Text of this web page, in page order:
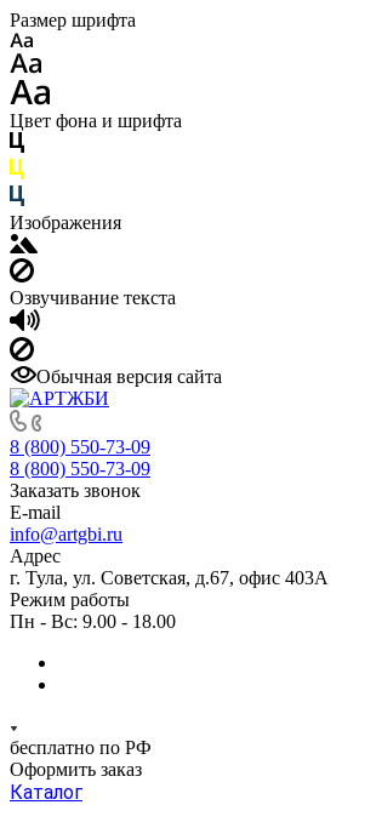
Размер шрифта
Цвет фона и шрифта
Изображения
Озвучивание текста
Обычная версия сайта
8 (800) 550-73-09
8 (800) 550-73-09
Заказать звонок
E-mail
info@artgbi.ru
Адрес
г. Тула, ул. Советская, д.67, офис 403А
Режим работы
Пн - Вс: 9.00 - 18.00
бесплатно по РФ
Оформить заказ
Каталог